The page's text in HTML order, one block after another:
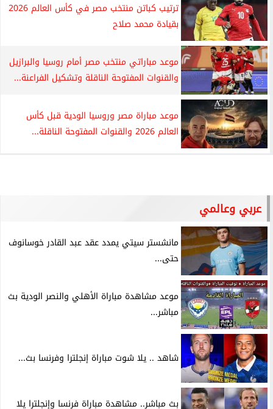
ترتيب كباتن منتخب مصر في كأس العالم 2026
بقيادة محمد صلاح
موعد مباراتي منتخب مصر أمام روسيا والبرازيل
والقنوات المفتوحة الناقلة وتشكيل الفراعنة...
موعد مباراة مصر وروسيا الودية قبل كأس
العالم 2026 والقنوات المفتوحة الناقلة...
عربي وعالمي
مانشستر سيتي يمدد عقد عبد القادر خوسانوف
حتى...
موعد مشاهدة مباراة الأهلي والنصر الودية بث
مباشر...
شاهد .. يلا شوت مباراة إنجلترا وفرنسا بث...
بث مباشر.. مشاهدة مباراة فرنسا وإنجلترا يلا